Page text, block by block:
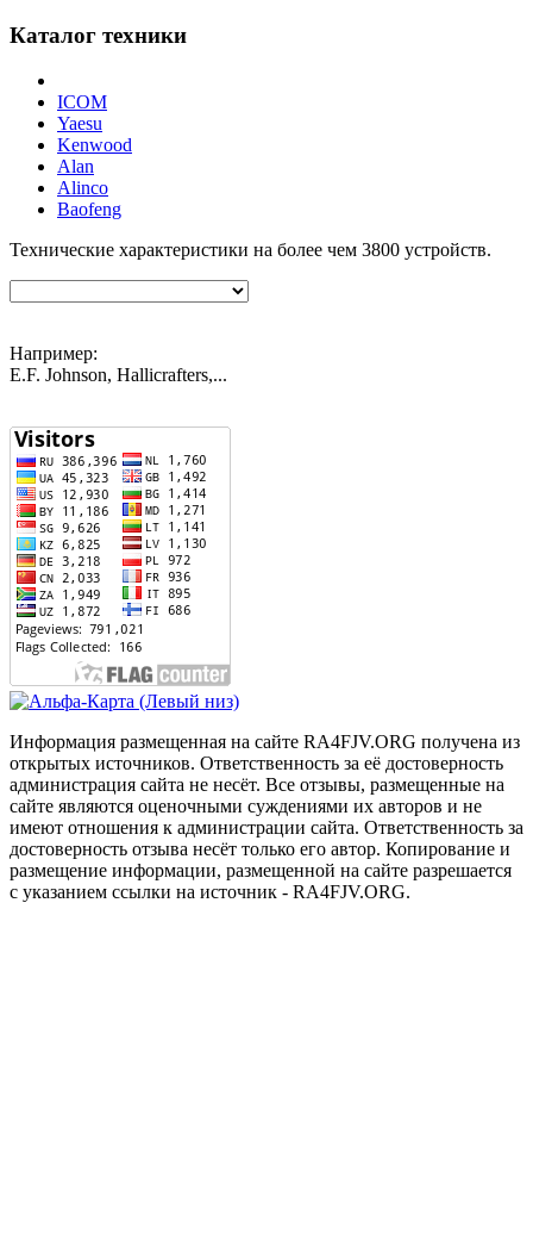
Каталог техники
ICOM
Yaesu
Kenwood
Alan
Alinco
Baofeng
Технические характеристики на более чем 3800 устройств.
Например:
E.F. Johnson, Hallicrafters,...
Информация размещенная на сайте RA4FJV.ORG получена из
открытых источников. Ответственность за её достоверность
администрация сайта не несёт. Все отзывы, размещенные на
сайте являются оценочными суждениями их авторов и не
имеют отношения к администрации сайта. Ответственность за
достоверность отзыва несёт только его автор. Копирование и
размещение информации, размещенной на сайте разрешается
с указанием ссылки на источник - RA4FJV.ORG.